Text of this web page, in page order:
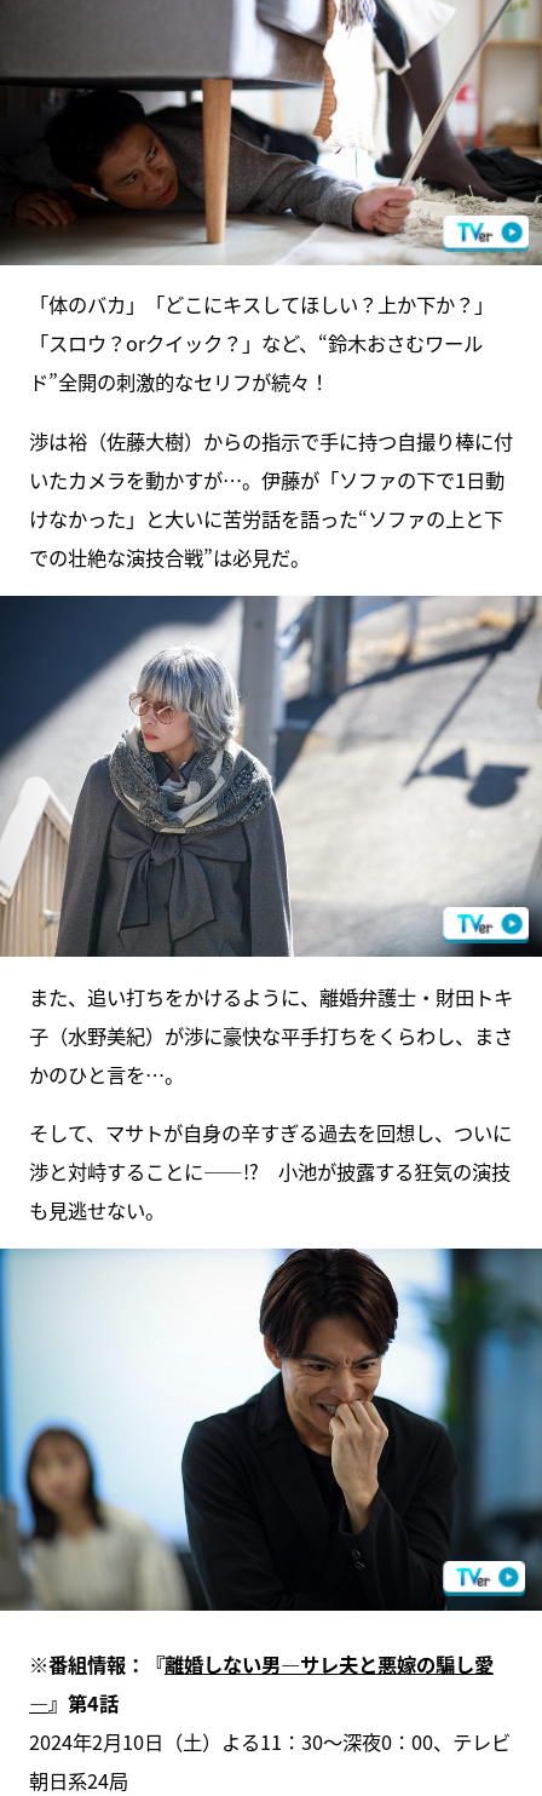
「体のバカ」「どこにキスしてほしい？上か下か？」
「スロウ？orクイック？」など、“鈴木おさむワール
ド”全開の刺激的なセリフが続々！
渉は裕（佐藤大樹）からの指示で手に持つ自撮り棒に付
いたカメラを動かすが…。伊藤が「ソファの下で1日動
けなかった」と大いに苦労話を語った“ソファの上と下
での壮絶な演技合戦”は必見だ。
また、追い打ちをかけるように、離婚弁護士・財田トキ
子（水野美紀）が渉に豪快な平手打ちをくらわし、まさ
かのひと言を…。
そして、マサトが自身の辛すぎる過去を回想し、ついに
渉と対峙することに――!? 小池が披露する狂気の演技
も見逃せない。
※番組情報：『離婚しない男―サレ夫と悪嫁の騙し愛
―』第4話
2024年2月10日（土）よる11：30～深夜0：00、テレビ
朝日系24局